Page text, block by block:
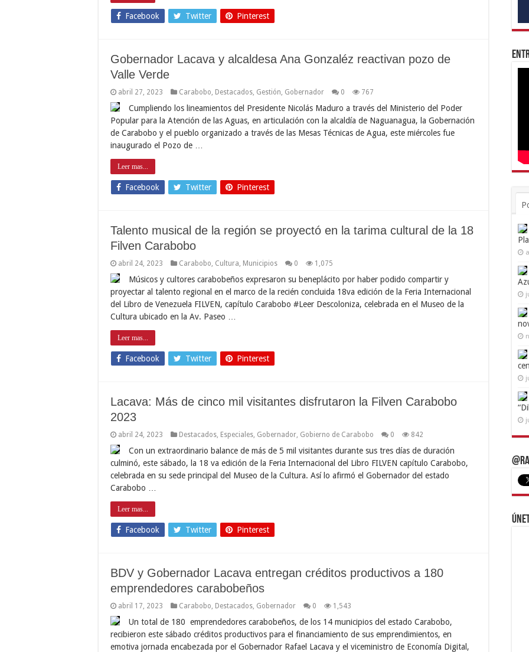
Facebook Twitter Pinterest
Gobernador Lacava y alcaldesa Ana Gonzaléz reactivan pozo de
Valle Verde
abril 27, 2023 Carabobo Destacados Gestión Gobernador 0 767
Cumpliendo los lineamientos del Presidente Nicolás Maduro a través del Ministerio del Poder
Popular para la Atención de las Aguas, en articulación con la alcaldía de Naguanagua, la Gobernación
de Carabobo y el pueblo organizado a través de las Mesas Técnicas de Agua, este miércoles fue
inaugurado el Pozo de …
Leer mas...
Facebook Twitter Pinterest
Talento musical de la región se proyectó en la tarima cultural de la 18
Filven Carabobo
abril 24, 2023 Carabobo Cultura Municipios 0 1,075
Músicos y cultores carabobeños expresaron su beneplácito por haber podido compartir y
proyectar al talento regional en el marco de la recién concluida 18va edición de la Feria Internacional
del Libro de Venezuela FILVEN, capítulo Carabobo #Leer Descoloniza, celebrada en el Museo de la
Cultura ubicado en la Av. Paseo …
Leer mas...
Facebook Twitter Pinterest
Lacava: Más de cinco mil visitantes disfrutaron la Filven Carabobo
2023
abril 24, 2023 Destacados Especiales Gobernador Gobierno de Carabobo 0 842
Con un extraordinario balance de más de 5 mil visitantes durante sus tres días de duración
culminó, este sábado, la 18 va edición de la Feria Internacional del Libro FILVEN capítulo Carabobo,
celebrada en su sede principal del Museo de la Cultura. Así lo afirmó el Gobernador del estado
Carabobo …
Leer mas...
Facebook Twitter Pinterest
BDV y Gobernador Lacava entregan créditos productivos a 180
emprendedores carabobeños
abril 17, 2023 Carabobo Destacados Gobernador 0 1,543
Un total de 180 emprendedores carabobeños, de los 14 municipios del estado Carabobo,
recibieron este sábado créditos productivos para el financiamiento de sus emprendimientos, en
emotiva jornada encabezada por el Gobernador Rafael Lacava y el viceministro de Economía Digital,